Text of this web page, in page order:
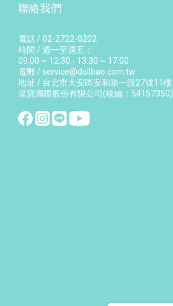
聯絡我們
電話 / 02-2722-0202
時間 / 週一至週五：
09:00 ~ 12:30 - 13:30 ~ 17:00
電郵 / service@dollbao.com.tw
地址 / 台北市大安區安和路一段27號11樓
逗寶國際股份有限公司(統編：54157350)